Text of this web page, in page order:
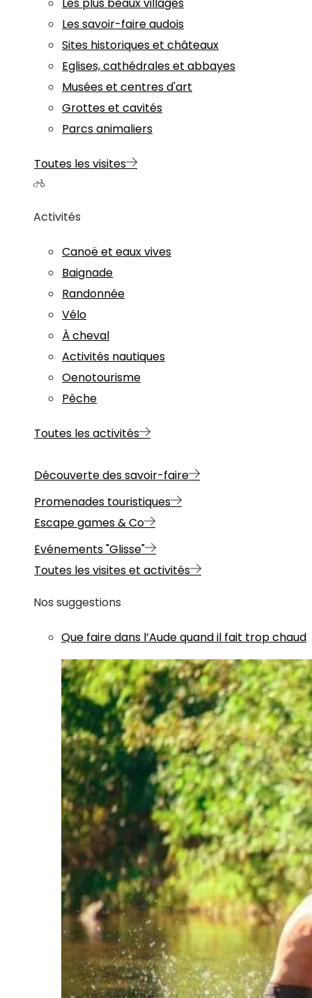
Les plus beaux villages
Les savoir-faire audois
Sites historiques et châteaux
Eglises, cathédrales et abbayes
Musées et centres d'art
Grottes et cavités
Parcs animaliers
Toutes les visites
Activités
Canoë et eaux vives
Baignade
Randonnée
Vélo
À cheval
Activités nautiques
Oenotourisme
Pêche
Toutes les activités
Découverte des savoir-faire
Promenades touristiques
Escape games & Co
Evénements "Glisse"
Toutes les visites et activités
Nos suggestions
Que faire dans l’Aude quand il fait trop chaud